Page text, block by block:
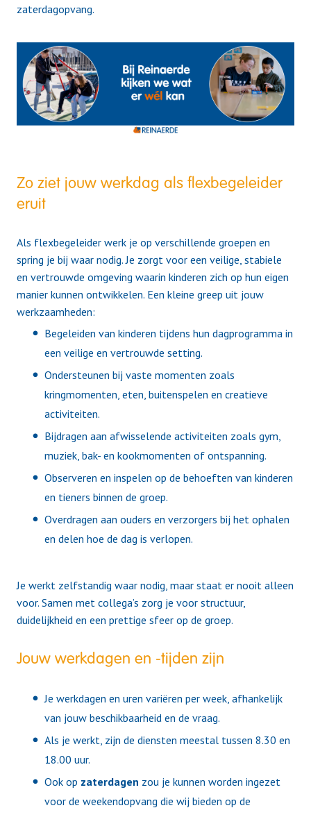
zaterdagopvang.
Zo ziet jouw werkdag als flexbegeleider
eruit
Als flexbegeleider werk je op verschillende groepen en
spring je bij waar nodig. Je zorgt voor een veilige, stabiele
en vertrouwde omgeving waarin kinderen zich op hun eigen
manier kunnen ontwikkelen. Een kleine greep uit jouw
werkzaamheden:
Begeleiden van kinderen tijdens hun dagprogramma in
een veilige en vertrouwde setting.
Ondersteunen bij vaste momenten zoals
kringmomenten, eten, buitenspelen en creatieve
activiteiten.
Bijdragen aan afwisselende activiteiten zoals gym,
muziek, bak- en kookmomenten of ontspanning.
Observeren en inspelen op de behoeften van kinderen
en tieners binnen de groep.
Overdragen aan ouders en verzorgers bij het ophalen
en delen hoe de dag is verlopen.
Je werkt zelfstandig waar nodig, maar staat er nooit alleen
voor. Samen met collega’s zorg je voor structuur,
duidelijkheid en een prettige sfeer op de groep.
Jouw werkdagen en -tijden zijn
Je werkdagen en uren variëren per week, afhankelijk
van jouw beschikbaarheid en de vraag.
Als je werkt, zijn de diensten meestal tussen 8.30 en
18.00 uur.
Ook op zaterdagen zou je kunnen worden ingezet
voor de weekendopvang die wij bieden op de